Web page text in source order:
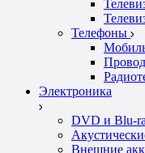
Телефоны
Электроника
DVD и Blu-
Внешние